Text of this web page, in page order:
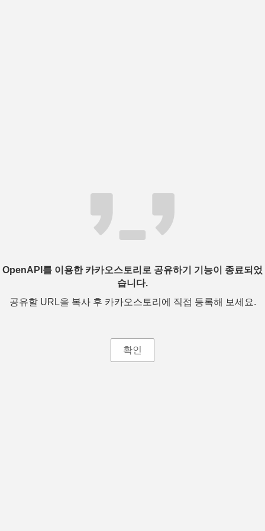
OpenAPI를 이용한 카카오스토리로 공유하기 기능이 종료되었
습니다.
공유할 URL을 복사 후 카카오스토리에 직접 등록해 보세요.
확인